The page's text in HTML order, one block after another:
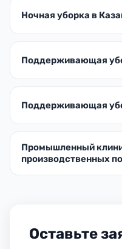
Ночная уборка в
Поддерживающая
Поддерживающая
Промышленный
производственных
Оставьте